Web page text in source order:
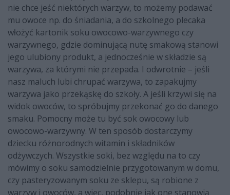
nie chce jeść niektórych warzyw, to możemy podawać
mu owoce np. do śniadania, a do szkolnego plecaka
włożyć kartonik soku owocowo-warzywnego czy
warzywnego, gdzie dominującą nutę smakową stanowi
jego ulubiony produkt, a jednocześnie w składzie są
warzywa, za którymi nie przepada. I odwrotnie – jeśli
nasz maluch lubi chrupać warzywa, to zapakujmy
warzywa jako przekąskę do szkoły. A jeśli krzywi się na
widok owoców, to spróbujmy przekonać go do danego
smaku. Pomocny może tu być sok owocowy lub
owocowo-warzywny. W ten sposób dostarczymy
dziecku różnorodnych witamin i składników
odżywczych. Wszystkie soki, bez względu na to czy
mówimy o soku samodzielnie przygotowanym w domu,
czy pasteryzowanym soku ze sklepu, są robione z
warzyw i owoców, a więc, podobnie jak one stanowią